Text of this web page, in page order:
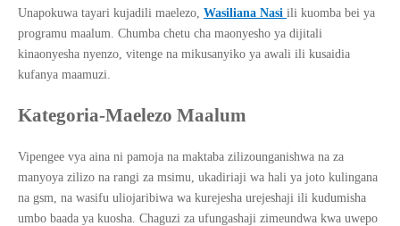
Unapokuwa tayari kujadili maelezo, Wasiliana Nasi ili kuomba bei ya
programu maalum. Chumba chetu cha maonyesho ya dijitali
kinaonyesha nyenzo, vitenge na mikusanyiko ya awali ili kusaidia
kufanya maamuzi.
Kategoria-Maelezo Maalum
Vipengee vya aina ni pamoja na maktaba zilizounganishwa na za
manyoya zilizo na rangi za msimu, ukadiriaji wa hali ya joto kulingana
na gsm, na wasifu uliojaribiwa wa kurejesha urejeshaji ili kudumisha
umbo baada ya kuosha. Chaguzi za ufungashaji zimeundwa kwa uwepo